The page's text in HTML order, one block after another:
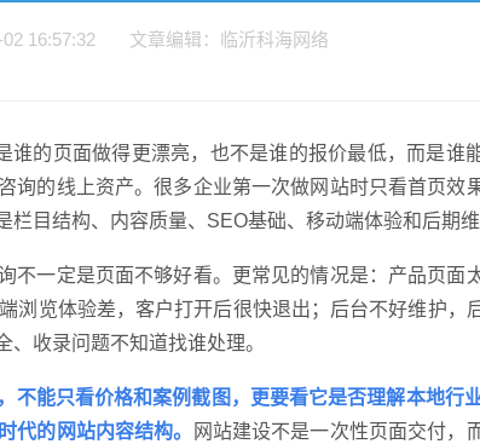
02 16:57:32 文章编辑：临沂科海网络
谁的页面做得更漂亮，也不是谁的报价最低，而是谁
询的线上资产。很多企业第一次做网站时只看首页效
目结构、内容质量、SEO基础、移动端体验和后期维
不一定是页面不够好看。更常见的情况是：产品页面
浏览体验差，客户打开后很快退出；后台不好维护，
收录问题不知道找谁处理。
不能只看价格和案例截图，更要看它是否理解本地行
代的网站内容结构。
网站建设不是一次性页面交付，